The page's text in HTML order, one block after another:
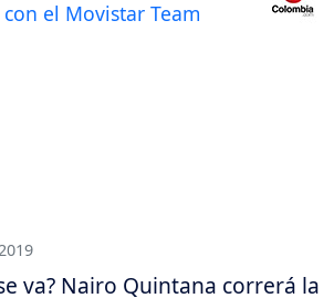
va? Nairo Quintana correrá la